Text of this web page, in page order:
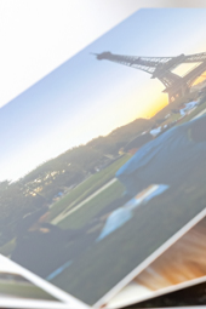
Ваш регион доставки
Выберите из списка: